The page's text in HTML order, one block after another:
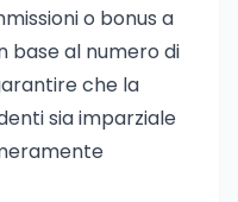
o bonus a
base al numero di
che la
sia imparziale